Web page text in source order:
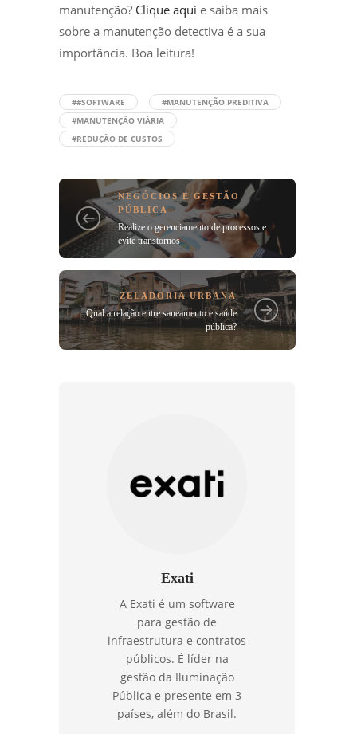
manutenção? Clique aqui e saiba mais
sobre a manutenção detectiva é a sua
importância. Boa leitura!
##SOFTWARE
#MANUTENÇÃO PREDITIVA
#MANUTENÇÃO VIÁRIA
#REDUÇÃO DE CUSTOS
NEGÓCIOS E GESTÃO
PÚBLICA
Realize o gerenciamento de processos e
evite transtornos
ZELADORIA URBANA
Qual a relação entre saneamento e saúde
pública?
Exati
A Exati é um software
para gestão de
infraestrutura e contratos
públicos. É líder na
gestão da Iluminação
Pública e presente em 3
países, além do Brasil.